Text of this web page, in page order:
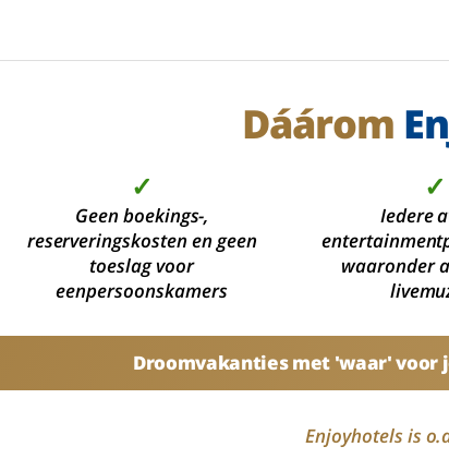
Dáárom
✓
Geen boekings-,
reserveringskosten en geen
toeslag voor
eenpersoonskamers
✓
Iedere
waaronder
Droomvakanties met 'waar' voor
Enjoyhotels is